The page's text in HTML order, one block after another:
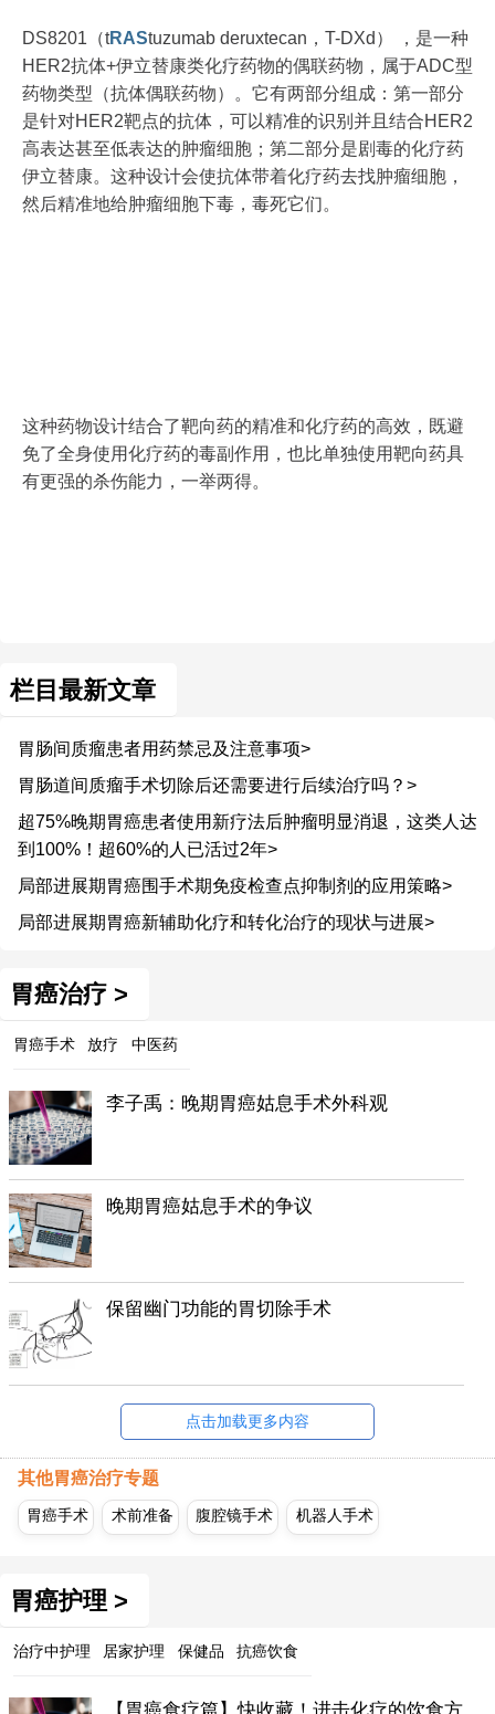
DS8201（tRAStuzumab deruxtecan，T-DXd） ，是一种
HER2抗体+伊立替康类化疗药物的偶联药物，属于ADC型
药物类型（抗体偶联药物）。它有两部分组成：第一部分
是针对HER2靶点的抗体，可以精准的识别并且结合HER2
高表达甚至低表达的肿瘤细胞；第二部分是剧毒的化疗药
伊立替康。这种设计会使抗体带着化疗药去找肿瘤细胞，
然后精准地给肿瘤细胞下毒，毒死它们。
这种药物设计结合了靶向药的精准和化疗药的高效，既避
免了全身使用化疗药的毒副作用，也比单独使用靶向药具
有更强的杀伤能力，一举两得。
栏目最新文章
胃肠间质瘤患者用药禁忌及注意事项>
胃肠道间质瘤手术切除后还需要进行后续治疗吗？>
超75%晚期胃癌患者使用新疗法后肿瘤明显消退，这类人达
到100%！超60%的人已活过2年>
局部进展期胃癌围手术期免疫检查点抑制剂的应用策略>
局部进展期胃癌新辅助化疗和转化治疗的现状与进展>
胃癌治疗 >
胃癌手术 放疗 中医药
李子禹：晚期胃癌姑息手术外科观
晚期胃癌姑息手术的争议
保留幽门功能的胃切除手术
点击加载更多内容
其他胃癌治疗专题
胃癌手术 术前准备 腹腔镜手术 机器人手术
胃癌护理 >
治疗中护理 居家护理 保健品 抗癌饮食
【胃癌食疗篇】快收藏！进击化疗的饮食方